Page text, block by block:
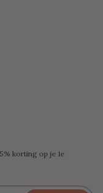
korting op je 1e